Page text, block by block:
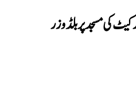
کی مسجد پر بلڈوزر